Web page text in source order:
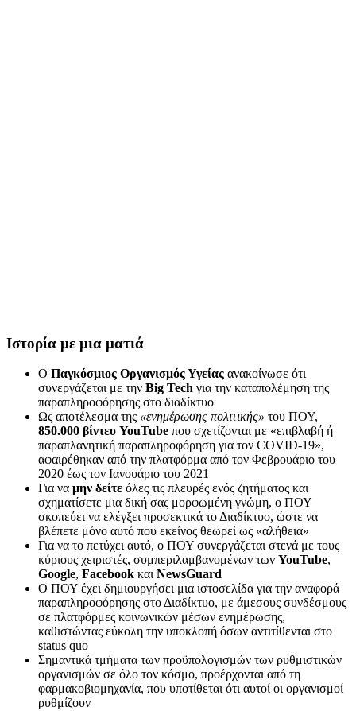
Ιστορία με μια ματιά
Ο Παγκόσμιος Οργανισμός Υγείας ανακοίνωσε ότι
συνεργάζεται με την Big Tech για την καταπολέμηση της
παραπληροφόρησης στο διαδίκτυο
Ως αποτέλεσμα της «ενημέρωσης πολιτικής» του ΠΟΥ,
850.000 βίντεο YouTube που σχετίζονται με «επιβλαβή ή
παραπλανητική παραπληροφόρηση για τον COVID-19»,
αφαιρέθηκαν από την πλατφόρμα από τον Φεβρουάριο του
2020 έως τον Ιανουάριο του 2021
Για να μην δείτε όλες τις πλευρές ενός ζητήματος και
σχηματίσετε μια δική σας μορφωμένη γνώμη, ο ΠΟΥ
σκοπεύει να ελέγξει προσεκτικά το Διαδίκτυο, ώστε να
βλέπετε μόνο αυτό που εκείνος θεωρεί ως «αλήθεια»
Για να το πετύχει αυτό, ο ΠΟΥ συνεργάζεται στενά με τους
κύριους χειριστές, συμπεριλαμβανομένων των YouTube,
Google, Facebook και NewsGuard
Ο ΠΟΥ έχει δημιουργήσει μια ιστοσελίδα για την αναφορά
παραπληροφόρησης στο Διαδίκτυο, με άμεσους συνδέσμους
σε πλατφόρμες κοινωνικών μέσων ενημέρωσης,
καθιστώντας εύκολη την υποκλοπή όσων αντιτίθενται στο
status quo
Σημαντικά τμήματα των προϋπολογισμών των ρυθμιστικών
οργανισμών σε όλο τον κόσμο, προέρχονται από τη
φαρμακοβιομηχανία, που υποτίθεται ότι αυτοί οι οργανισμοί
ρυθμίζουν